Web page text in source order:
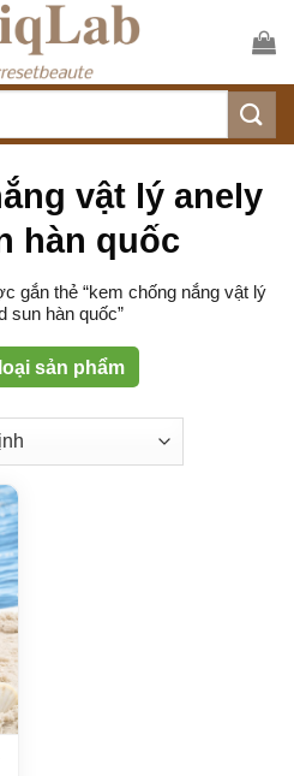
vật lý anely
hàn quốc
gắn thẻ “kem chống nắng vật lý
sun hàn quốc”
sản phẩm